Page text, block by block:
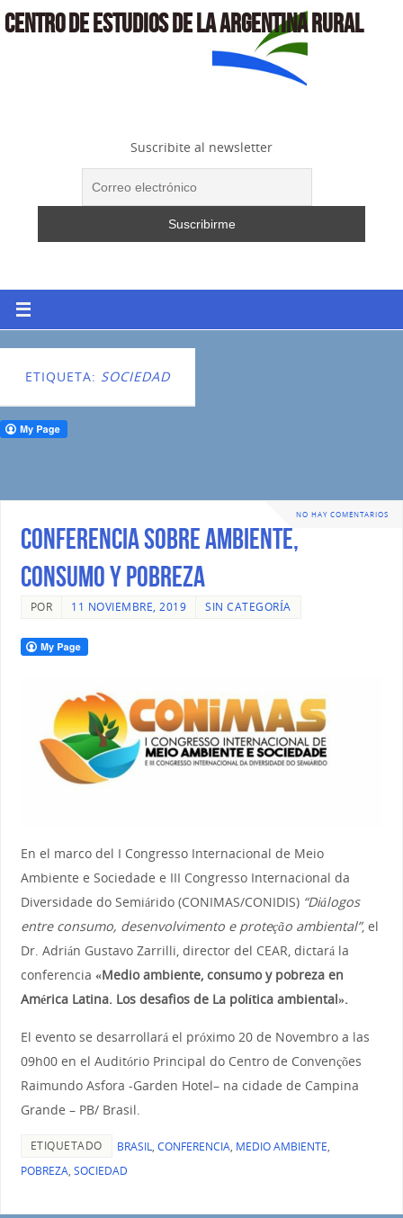
CENTRO DE ESTUDIOS DE LA ARGENTINA RURAL
Suscribite al newsletter
ETIQUETA: SOCIEDAD
NO HAY COMENTARIOS
CONFERENCIA SOBRE AMBIENTE,
CONSUMO Y POBREZA
POR 11 NOVIEMBRE, 2019 SIN CATEGORÍA
En el marco del I Congresso Internacional de Meio
Ambiente e Sociedade e III Congresso Internacional da
Diversidade do Semiárido (CONIMAS/CONIDIS) “Diálogos
entre consumo, desenvolvimento e proteção ambiental”, el
Dr. Adrián Gustavo Zarrilli, director del CEAR, dictará la
conferencia «Medio ambiente, consumo y pobreza en
América Latina. Los desafios de La política ambiental».
El evento se desarrollará el próximo 20 de Novembro a las
09h00 en el Auditório Principal do Centro de Convenções
Raimundo Asfora -Garden Hotel– na cidade de Campina
Grande – PB/ Brasil.
ETIQUETADO BRASIL, CONFERENCIA, MEDIO AMBIENTE,
POBREZA, SOCIEDAD